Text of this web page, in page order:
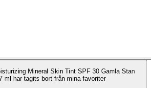
Mineral Skin Tint SPF 30 Gamla Stan
ml har tagits bort från mina favoriter